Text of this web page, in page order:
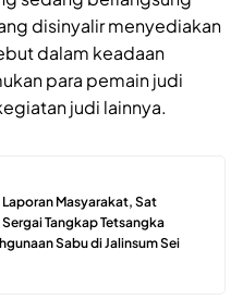
disinyalir menyediakan
dalam keadaan
para pemain judi
judi lainnya.
Masyarakat, Sat
Tangkap Tetsangka
Sabu di Jalinsum Sei